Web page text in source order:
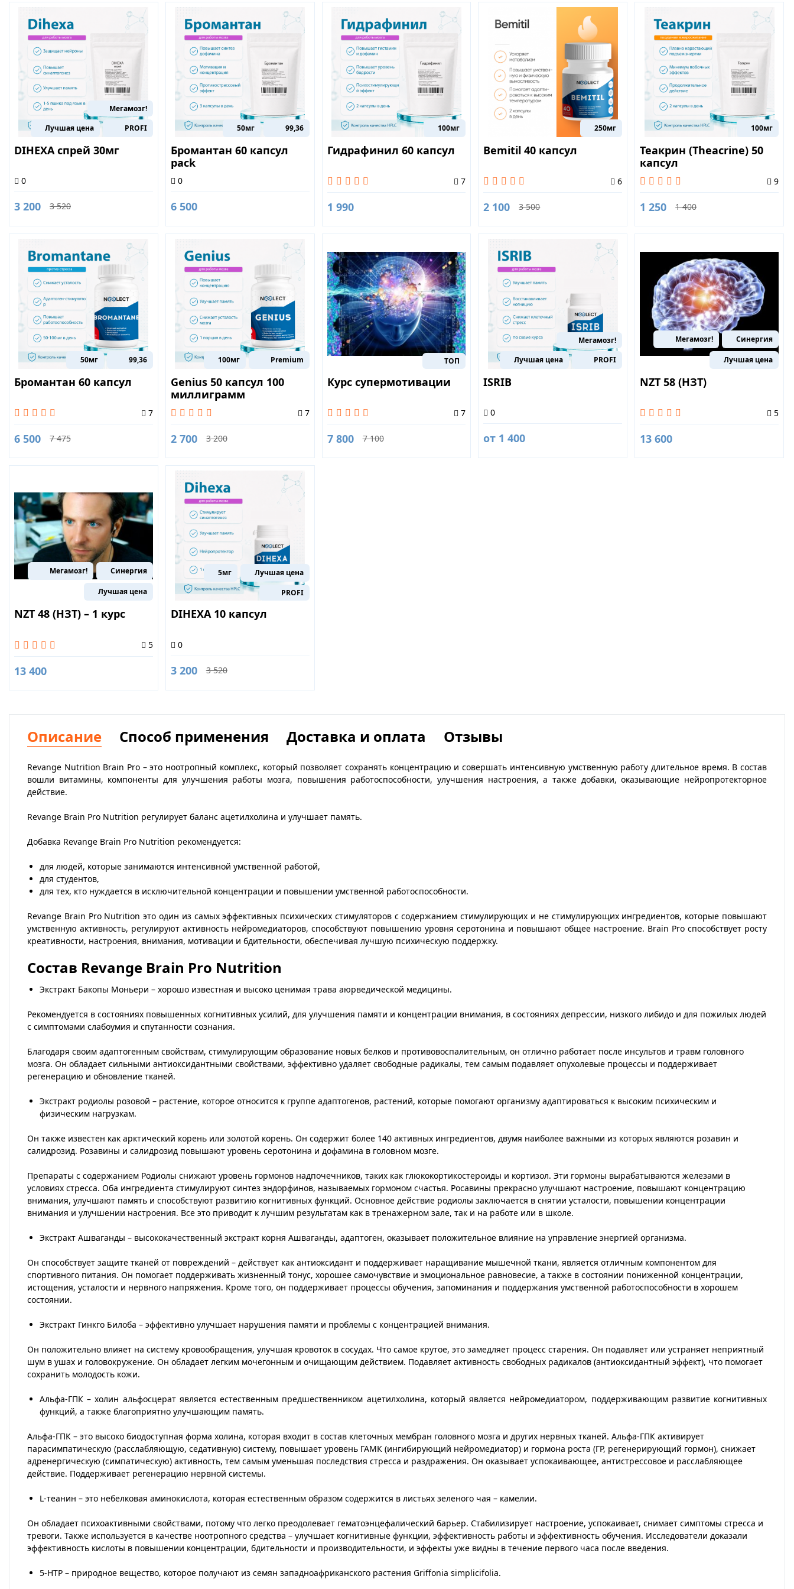
Мегамозг!
Лучшая цена
PROFI
DIHEXA спрей 30мг
0
3 200 3 520
50мг 99,36
Бромантан 60 капсул
pack
0
6 500
100мг
Гидрафинил 60 капсул
7
1 990
250мг
Bemitil 40 капсул
6
2 100 3 500
100мг
Теакрин (Theacrine) 50
капсул
9
1 250 1 400
50мг 99,36
Бромантан 60 капсул
7
6 500 7 475
100мг Premium
Genius 50 капсул 100
миллиграмм
7
2 700 3 200
ТОП
Курс супермотивации
7
7 800 7 100
Мегамозг!
Лучшая цена
PROFI
ISRIB
0
от 1 400
Мегамозг! Синергия
Лучшая цена
NZT 58 (НЗТ)
5
13 600
Мегамозг! Синергия
Лучшая цена
NZT 48 (НЗТ) – 1 курс
5
13 400
5мг
Лучшая цена
PROFI
DIHEXA 10 капсул
0
3 200 3 520
Описание Способ применения Доставка и оплата Отзывы
Revange Nutrition Brain Pro – это ноотропный комплекс, который позволяет сохранять концентрацию и совершать интенсивную умственную работу длительное время. В состав
вошли витамины, компоненты для улучшения работы мозга, повышения работоспособности, улучшения настроения, а также добавки, оказывающие нейропротекторное
действие.
Revange Brain Pro Nutrition регулирует баланс ацетилхолина и улучшает память.
Добавка Revange Brain Pro Nutrition рекомендуется:
для людей, которые занимаются интенсивной умственной работой,
для студентов,
для тех, кто нуждается в исключительной концентрации и повышении умственной работоспособности.
Revange Brain Pro Nutrition это один из самых эффективных психических стимуляторов с содержанием стимулирующих и не стимулирующих ингредиентов, которые повышают
умственную активность, регулируют активность нейромедиаторов, способствуют повышению уровня серотонина и повышают общее настроение. Brain Pro способствует росту
креативности, настроения, внимания, мотивации и бдительности, обеспечивая лучшую психическую поддержку.
Состав Revange Brain Pro Nutrition
Экстракт Бакопы Моньери – хорошо известная и высоко ценимая трава аюрведической медицины.
Рекомендуется в состояниях повышенных когнитивных усилий, для улучшения памяти и концентрации внимания, в состояниях депрессии, низкого либидо и для пожилых людей
с симптомами слабоумия и спутанности сознания.
Благодаря своим адаптогенным свойствам, стимулирующим образование новых белков и противовоспалительным, он отлично работает после инсультов и травм головного
мозга. Он обладает сильными антиоксидантными свойствами, эффективно удаляет свободные радикалы, тем самым подавляет опухолевые процессы и поддерживает
регенерацию и обновление тканей.
Экстракт родиолы розовой – растение, которое относится к группе адаптогенов, растений, которые помогают организму адаптироваться к высоким психическим и
физическим нагрузкам.
Он также известен как арктический корень или золотой корень. Он содержит более 140 активных ингредиентов, двумя наиболее важными из которых являются розавин и
салидрозид. Розавины и салидрозид повышают уровень серотонина и дофамина в головном мозге.
Препараты с содержанием Родиолы снижают уровень гормонов надпочечников, таких как глюкокортикостероиды и кортизол. Эти гормоны вырабатываются железами в
условиях стресса. Оба ингредиента стимулируют синтез эндорфинов, называемых гормоном счастья. Росавины прекрасно улучшают настроение, повышают концентрацию
внимания, улучшают память и способствуют развитию когнитивных функций. Основное действие родиолы заключается в снятии усталости, повышении концентрации
внимания и улучшении настроения. Все это приводит к лучшим результатам как в тренажерном зале, так и на работе или в школе.
Экстракт Ашваганды – высококачественный экстракт корня Ашваганды, адаптоген, оказывает положительное влияние на управление энергией организма.
Он способствует защите тканей от повреждений – действует как антиоксидант и поддерживает наращивание мышечной ткани, является отличным компонентом для
спортивного питания. Он помогает поддерживать жизненный тонус, хорошее самочувствие и эмоциональное равновесие, а также в состоянии пониженной концентрации,
истощения, усталости и нервного напряжения. Кроме того, он поддерживает процессы обучения, запоминания и поддержания умственной работоспособности в хорошем
состоянии.
Экстракт Гинкго Билоба – эффективно улучшает нарушения памяти и проблемы с концентрацией внимания.
Он положительно влияет на систему кровообращения, улучшая кровоток в сосудах. Что самое крутое, это замедляет процесс старения. Он подавляет или устраняет неприятный
шум в ушах и головокружение. Он обладает легким мочегонным и очищающим действием. Подавляет активность свободных радикалов (антиоксидантный эффект), что помогает
сохранить молодость кожи.
Альфа-ГПК – холин альфосцерат является естественным предшественником ацетилхолина, который является нейромедиатором, поддерживающим развитие когнитивных
функций, а также благоприятно улучшающим память.
Альфа-ГПК – это высоко биодоступная форма холина, которая входит в состав клеточных мембран головного мозга и других нервных тканей. Альфа-ГПК активирует
парасимпатическую (расслабляющую, седативную) систему, повышает уровень ГАМК (ингибирующий нейромедиатор) и гормона роста (ГР, регенерирующий гормон), снижает
адренергическую (симпатическую) активность, тем самым уменьшая последствия стресса и раздражения. Он оказывает успокаивающее, антистрессовое и расслабляющее
действие. Поддерживает регенерацию нервной системы.
L-теанин – это небелковая аминокислота, которая естественным образом содержится в листьях зеленого чая – камелии.
Он обладает психоактивными свойствами, потому что легко преодолевает гематоэнцефалический барьер. Стабилизирует настроение, успокаивает, снимает симптомы стресса и
тревоги. Также используется в качестве ноотропного средства – улучшает когнитивные функции, эффективность работы и эффективность обучения. Исследователи доказали
эффективность кислоты в повышении концентрации, бдительности и производительности, и эффекты уже видны в течение первого часа после введения.
5-HTP – природное вещество, которое получают из семян западноафриканского растения Griffonia simplicifolia.